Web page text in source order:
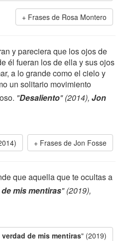
Frases de Rosa Montero
y pareciera que los ojos de
él fueran los de ella y sus ojos
a lo grande como el cielo y
un solitario movimiento
"Desaliento" (2014), Jon
Frases de Jon Fosse
que aquella que te ocultas a
mis mentiras" (2019),
verdad de mis mentiras" (2019)